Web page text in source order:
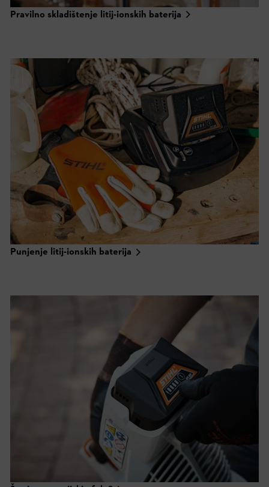
Pravilno skladištenje litij-ionskih baterija
Punjenje litij-ionskih baterija